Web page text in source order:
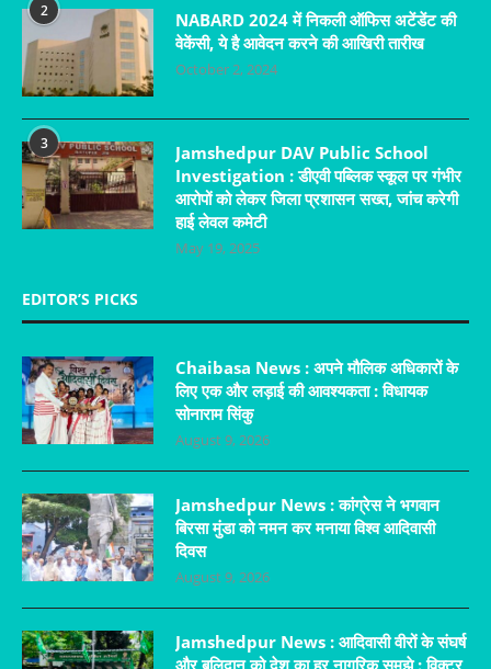
2
NABARD 2024 में निकली ऑफिस अटेंडेंट की
वेकेंसी, ये है आवेदन करने की आखिरी तारीख
October 2, 2024
3
Jamshedpur DAV Public School
Investigation : डीएवी पब्लिक स्कूल पर गंभीर
आरोपों को लेकर जिला प्रशासन सख्त, जांच करेगी
हाई लेवल कमेटी
May 19, 2025
EDITOR’S PICKS
Chaibasa News : अपने मौलिक अधिकारों के
लिए एक और लड़ाई की आवश्यकता : विधायक
सोनाराम सिंकु
August 9, 2026
Jamshedpur News : कांग्रेस ने भगवान
बिरसा मुंडा को नमन कर मनाया विश्व आदिवासी
दिवस
August 9, 2026
Jamshedpur News : आदिवासी वीरों के संघर्ष
और बलिदान को देश का हर नागरिक समझे : विक्टर